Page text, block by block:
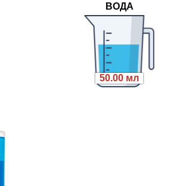
ВОДА
50.00 мл